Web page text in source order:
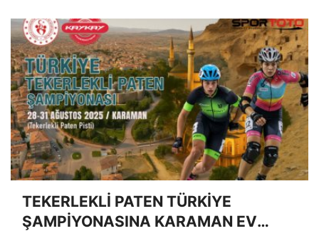
TEKERLEKLİ PATEN TÜRKİYE
ŞAMPİYONASINA KARAMAN EV